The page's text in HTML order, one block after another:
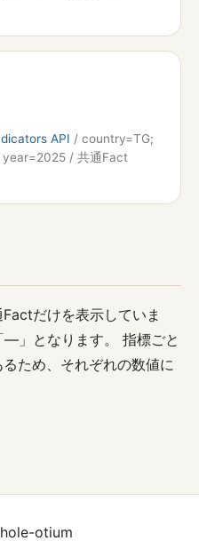
API / country=TG;
year=2025 / 共通Fact
だけを表示していま
」となります。 指標ごと
ため、それぞれの数値に
otium